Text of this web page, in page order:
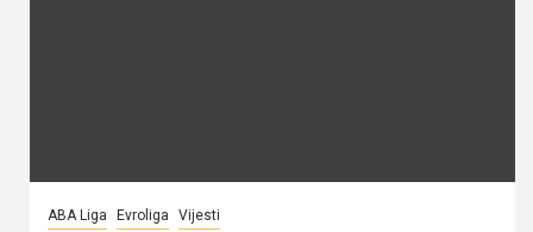
ABA Liga Evroliga Vijesti